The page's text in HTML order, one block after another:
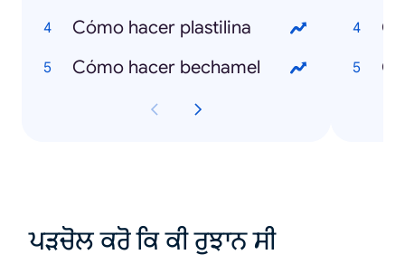
Cómo hacer plastilina
Cómo hacer bechamel
ਪੜਚੋਲ ਕਰੋ ਕਿ ਕੀ ਰੁਝਾਨ ਸੀ